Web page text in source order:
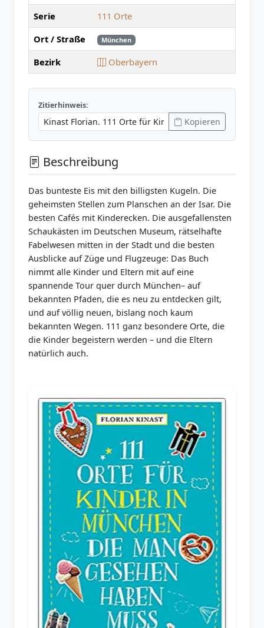
Serie
111 Orte
Ort / Straße
München
Bezirk Oberbayern
Zitierhinweis:
Kopieren
Beschreibung
Das bunteste Eis mit den billigsten Kugeln. Die
geheimsten Stellen zum Planschen an der Isar. Die
besten Cafés mit Kinderecken. Die ausgefallensten
Schaukästen im Deutschen Museum, rätselhafte
Fabelwesen mitten in der Stadt und die besten
Ausblicke auf Züge und Flugzeuge: Das Buch
nimmt alle Kinder und Eltern mit auf eine
spannende Tour quer durch München– auf
bekannten Pfaden, die es neu zu entdecken gilt,
und auf völlig neuen, bislang noch kaum
bekannten Wegen. 111 ganz besondere Orte, die
die Kinder begeistern werden – und die Eltern
natürlich auch.